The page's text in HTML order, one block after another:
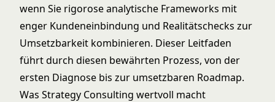
wenn Sie rigorose analytische Frameworks mit
enger Kundeneinbindung und Realitätschecks zur
Umsetzbarkeit kombinieren. Dieser Leitfaden
führt durch diesen bewährten Prozess, von der
ersten Diagnose bis zur umsetzbaren Roadmap.
Was Strategy Consulting wertvoll macht